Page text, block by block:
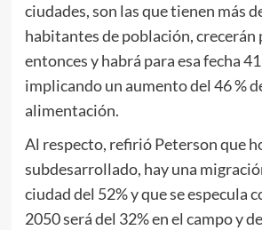
ciudades, son las que tienen más
habitantes de población, crecerán
entonces y habrá para esa fecha
implicando un aumento del 46 %
alimentación.
Al respecto, refirió Peterson que
subdesarrollado, hay una
ciudad del 52% y que se especula
2050 será del 32% en el campo y